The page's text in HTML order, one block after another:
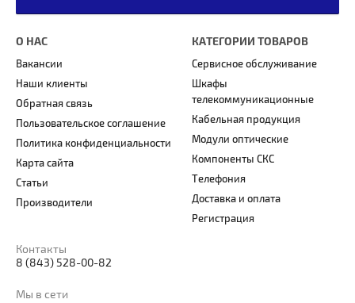
О НАС
Вакансии
Наши клиенты
Обратная связь
Пользовательское соглашение
Политика конфиденциальности
Карта сайта
Статьи
Производители
КАТЕГОРИИ ТОВАРОВ
Сервисное обслуживание
Шкафы
телекоммуникационные
Кабельная продукция
Модули оптические
Компоненты СКС
Телефония
Доставка и оплата
Регистрация
Контакты
8 (843) 528-00-82
Мы в сети